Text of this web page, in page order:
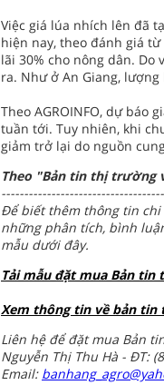
Việc giá lúa nhích lên đã
hiện nay, theo đánh giá
lãi 30% cho nông dân.
ra. Như ở An Giang,
Theo AGROINFO, dự
tuần tới. Tuy nhiên, khi
giảm trở lại do nguồn
Theo "Bản tin thị trường
Để biết thêm thông tin chi
những phân tích, bình
mẫu dưới đây.
Tải mẫu đặt mua Bản tin
Xem thông tin về bản tin
Liên hệ để đặt mua Bản
Nguyễn Thị Thu Hà - ĐT:
Email: